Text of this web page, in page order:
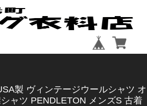
製 ヴィンテージウールシャツ オ
ャツ PENDLETON メンズS 古着